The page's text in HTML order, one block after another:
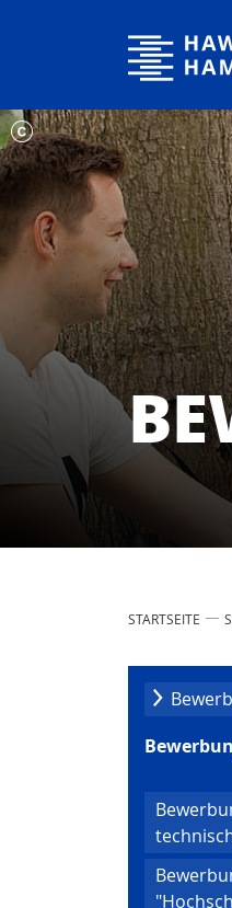
Hochschule für
STARTSEITE